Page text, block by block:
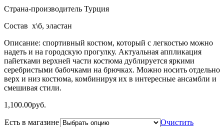
Страна-производитель Турция
Состав х\б, эластан
Описание: спортивный костюм, который с легкостью можно
надеть и на городскую прогулку. Актуальная аппликация
пайетками верхней части костюма дублируется яркими
серебристыми бабочками на брючках. Можно носить отдельно
верх и низ костюма, комбинируя их в интересные ансамбли и
смешивая стили.
1,100.00руб.
Есть в магазине
Очистить